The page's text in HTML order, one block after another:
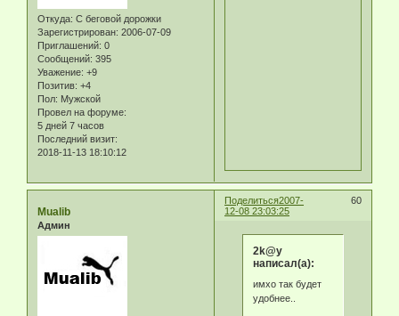
Откуда: С беговой дорожки
Зарегистрирован: 2006-07-09
Приглашений: 0
Сообщений: 395
Уважение: +9
Позитив: +4
Пол: Мужской
Провел на форуме:
5 дней 7 часов
Последний визит:
2018-11-13 18:10:12
Поделиться 60
2007-
12-08 23:03:25
Mualib
Админ
2k@y
написал(а):
имхо так будет
удобнее..